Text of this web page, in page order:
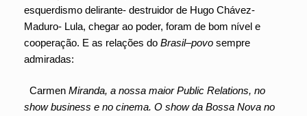
esquerdismo delirante- destruidor de Hugo Chávez-
Maduro- Lula, chegar ao poder, foram de bom nível e
cooperação. E as relações do Brasil–povo sempre
admiradas:
Carmen Miranda, a nossa maior Public Relations, no
show business e no cinema. O show da Bossa Nova no